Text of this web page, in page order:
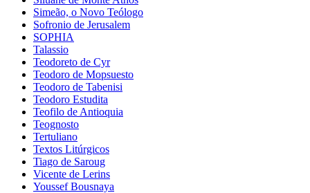
Simeão, o Novo Teólogo
Sofronio de Jerusalem
SOPHIA
Talassio
Teodoreto de Cyr
Teodoro de Mopsuesto
Teodoro de Tabenisi
Teodoro Estudita
Teofilo de Antioquia
Teognosto
Tertuliano
Textos Litúrgicos
Tiago de Saroug
Vicente de Lerins
Youssef Bousnaya